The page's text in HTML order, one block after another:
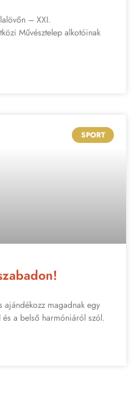
– XXI.
Művésztelep alkotóinak
SPORT
ajándékozz magadnak egy
a belső harmóniáról szól.